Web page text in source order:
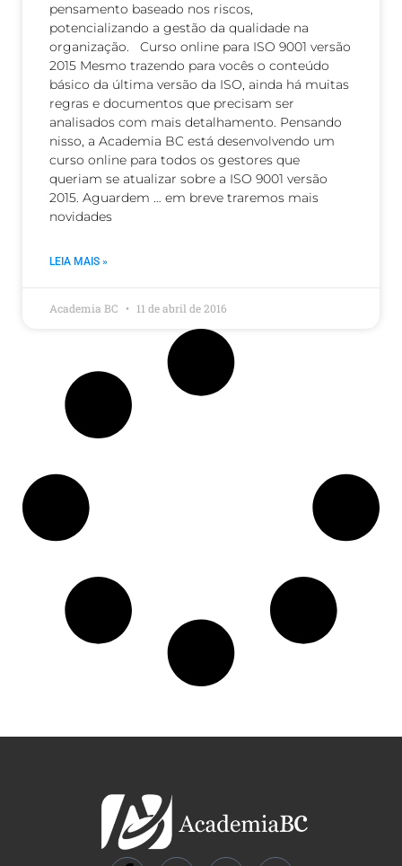
pensamento baseado nos riscos,
potencializando a gestão da qualidade na
organização. Curso online para ISO 9001 versão
2015 Mesmo trazendo para vocês o conteúdo
básico da última versão da ISO, ainda há muitas
regras e documentos que precisam ser
analisados com mais detalhamento. Pensando
nisso, a Academia BC está desenvolvendo um
curso online para todos os gestores que
queriam se atualizar sobre a ISO 9001 versão
2015. Aguardem … em breve traremos mais
novidades
LEIA MAIS »
Academia BC 11 de abril de 2016